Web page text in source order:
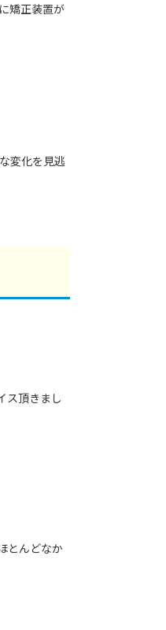
矯正装置が
変化を見逃
ス頂きまし
とんどなか